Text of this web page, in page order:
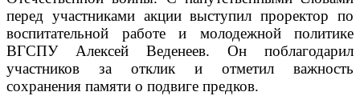
перед участниками акции выступил проректор по
воспитательной работе и молодежной политике
ВГСПУ Алексей Веденеев. Он поблагодарил
участников за отклик и отметил важность
сохранения памяти о подвиге предков.